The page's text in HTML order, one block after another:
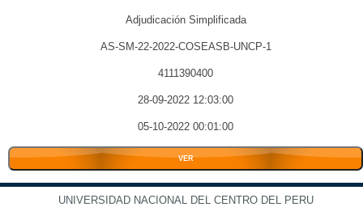
Adjudicación Simplificada
AS-SM-22-2022-COSEASB-UNCP-1
4111390400
28-09-2022 12:03:00
05-10-2022 00:01:00
VER
UNIVERSIDAD NACIONAL DEL CENTRO DEL PERU